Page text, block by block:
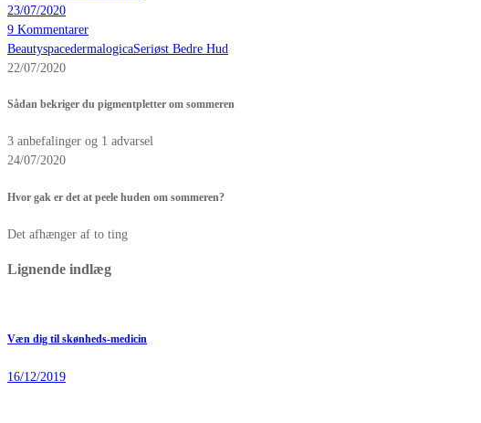
23/07/2020
9 Kommentarer
BeautyspacedermalogicaSeriøst Bedre Hud
22/07/2020
Sådan bekriger du pigmentpletter om sommeren
3 anbefalinger og 1 advarsel
24/07/2020
Hvor gak er det at peele huden om sommeren?
Det afhænger af to ting
Lignende indlæg
Væn dig til skønheds-medicin
16/12/2019